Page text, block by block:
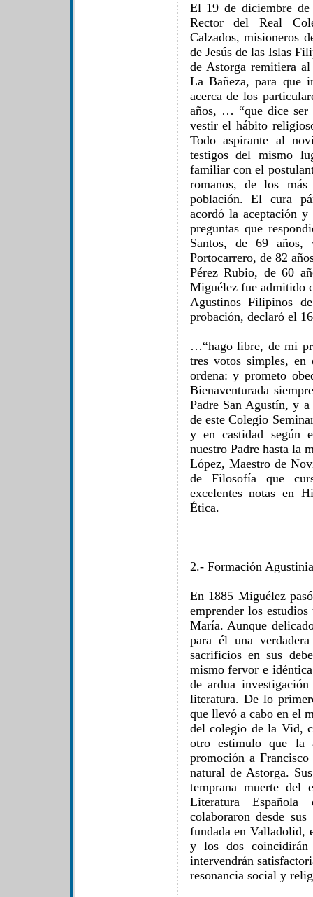
El 19 de diciembre
Rector del Real
Calzados, misioneros
de Jesús de las Islas
de Astorga remitiera
La Bañeza, para que
acerca de los
años, … “que dice
vestir el hábito
Todo aspirante al
testigos del mismo
familiar con el
romanos, de los
población. El cura
acordó la aceptación
preguntas que
Santos, de 69
Portocarrero, de 82
Pérez Rubio, de 60
Miguélez fue admitido
Agustinos Filipinos
probación, declaró el
…“hago libre, de mi
tres votos simples,
ordena: y prometo
Bienaventurada
Padre San Agustín, y
de este Colegio
y en castidad según
nuestro Padre hasta la
López, Maestro de
de Filosofía que
excelentes notas en
Ética.
2.- Formación
En 1885 Miguélez
emprender los
María. Aunque
para él una
sacrificios en sus
mismo fervor e
de ardua
literatura. De lo
que llevó a cabo en el
del colegio de la Vid,
otro estimulo que la
promoción a
natural de Astorga.
temprana muerte del
Literatura
colaboraron desde
fundada en Valladolid,
y los dos
intervendrán
resonancia social y